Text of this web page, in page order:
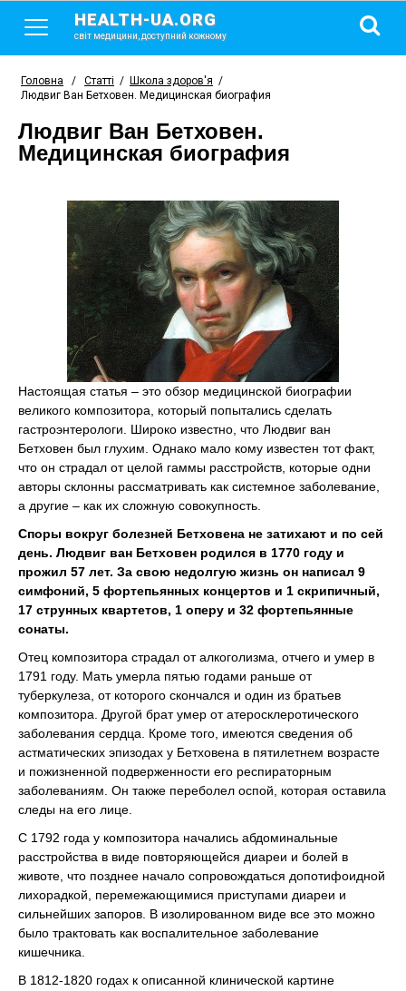
HEALTH-UA.ORG
світ медицини, доступний кожному
Головна / Статті / Школа здоров'я /
Людвиг Ван Бетховен. Медицинская биография
Людвиг Ван Бетховен.
Медицинская биография
Настоящая статья – это обзор медицинской биографии
великого композитора, который попытались сделать
гастроэнтерологи. Широко известно, что Людвиг ван
Бетховен был глухим. Однако мало кому известен тот факт,
что он страдал от целой гаммы расстройств, которые одни
авторы склонны рассматривать как системное заболевание,
а другие – как их сложную совокупность.
Споры вокруг болезней Бетховена не затихают и по сей
день. Людвиг ван Бетховен родился в 1770 году и
прожил 57 лет. За свою недолгую жизнь он написал 9
симфоний, 5 фортепьянных концертов и 1 скрипичный,
17 струнных квартетов, 1 оперу и 32 фортепьянные
сонаты.
Отец композитора страдал от алкоголизма, отчего и умер в
1791 году. Мать умерла пятью годами раньше от
туберкулеза, от которого скончался и один из братьев
композитора. Другой брат умер от атеросклеротического
заболевания сердца. Кроме того, имеются сведения об
астматических эпизодах у Бетховена в пятилетнем возрасте
и пожизненной подверженности его респираторным
заболеваниям. Он также переболел оспой, которая оставила
следы на его лице.
С 1792 года у композитора начались абдоминальные
расстройства в виде повторяющейся диареи и болей в
животе, что позднее начало сопровождаться допотифоидной
лихорадкой, перемежающимися приступами диареи и
сильнейших запоров. В изолированном виде все это можно
было трактовать как воспалительное заболевание
кишечника.
В 1812-1820 годах к описанной клинической картине